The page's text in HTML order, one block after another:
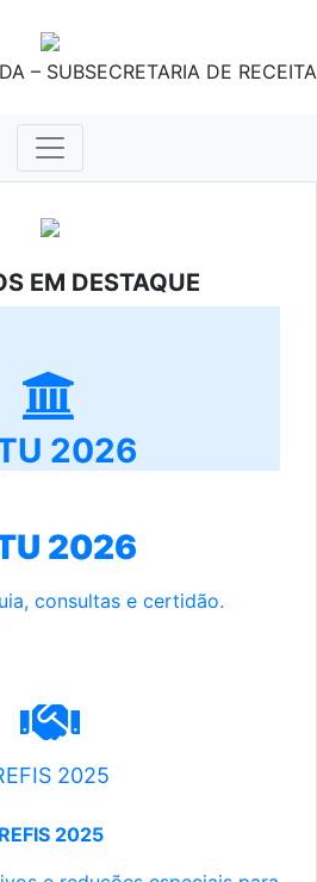
– SUBSECRETARIA DE RECEITA
EM DESTAQUE
2026
2026
consultas e certidão.
2025
REFIS 2025